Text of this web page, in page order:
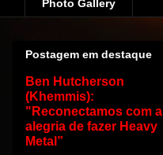
Photo Gallery
Postagem em destaque
Ben Hutcherson
(Khemmis):
"Reconectamos com a
alegria de fazer Heavy
Metal”